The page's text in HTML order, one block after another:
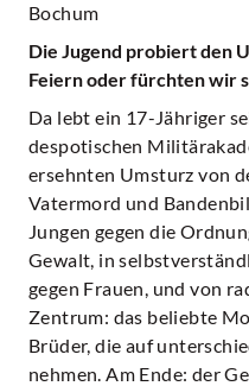
Bochum
Die Jugend probiert den
Feiern oder fürchten wir
Da lebt ein 17-Jähriger
despotischen
ersehnten Umsturz von
Vatermord und
Jungen gegen die
Gewalt, in
gegen Frauen, und von
Zentrum: das beliebte
Brüder, die auf
nehmen. Am Ende: der